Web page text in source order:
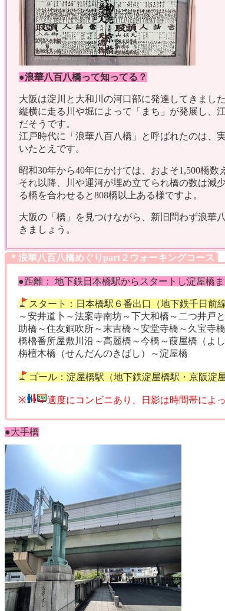
●浪華八百八橋って知ってる？
大阪は淀川と大和川の河口部に発達してきました
縦横に走る川や堀によって「まち」が発展し、
だそうです。
江戸時代に「浪華八百八橋」と呼ばれたのは、
いたとえです。
昭和30年から40年にかけては、およそ1,500橋数
それ以降、川や運河が埋め立てられ橋の数は減
る橋を合わせると808橋以上ある様ですよ。
大阪の「橋」を見つけながら、新旧問わず浪華
きましょう。
＊浪華八百八橋めぐりpart２ウォーキングコース
●距離： 地下鉄日本橋駅からスタートし淀屋橋
スタート：日本橋駅６番出口（地下鉄千日前
～安井道卜～法案寺南坊～下大和橋～二つ井戸
助橋～住友銅吹所～末吉橋～安堂寺橋～久宝寺
橋櫓番所屋敷川沿 ～高麗橋～今橋～葭屋橋（よ
栴檀木橋（せんだんのきばし）～淀屋橋
ゴール：淀屋橋駅（地下鉄淀屋橋駅・京阪淀屋
※ 適度にコンビニあり、日影は時間帯によ
●大手橋